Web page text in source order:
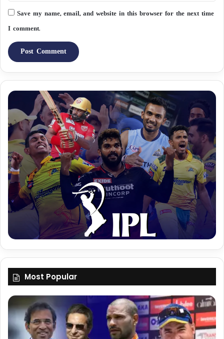
Save my name, email, and website in this browser for the next time
I comment.
Most Popular